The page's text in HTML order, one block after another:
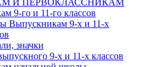
И ПЕРВОКЛАССНИКАМ
9-го и 11-го классов
Выпускникам 9-х и 11-х
значки
9-х и 11-х классов